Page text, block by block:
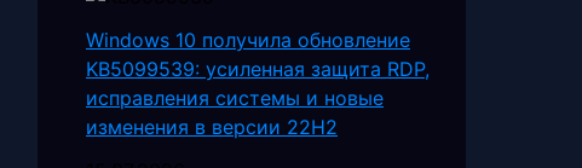
Windows 10 получила обновление
KB5099539: усиленная защита RDP,
исправления системы и новые
изменения в версии 22H2